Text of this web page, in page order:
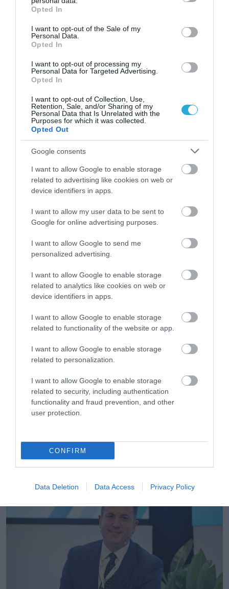
grant or deny consent to Google and its third-party tags to
use your data for below specified purposes in below Google
consent section.
Opted In
I want to opt-out of the Sale of my
Personal Data.
Opted In
I want to opt-out of processing my
Personal Data for Targeted Advertising.
Opted In
I want to opt-out of Collection, Use,
Retention, Sale, and/or Sharing of my
Personal Data that Is Unrelated with the
Purposes for which it was collected.
Opted Out
Google consents
I want to allow Google to enable storage
related to advertising like cookies on web or
device identifiers in apps.
I want to allow my user data to be sent to
Google for online advertising purposes.
I want to allow Google to send me
personalized advertising.
I want to allow Google to enable storage
related to analytics like cookies on web or
device identifiers in apps.
I want to allow Google to enable storage
related to functionality of the website or app.
I want to allow Google to enable storage
related to personalization.
I want to allow Google to enable storage
related to security, including authentication
functionality and fraud prevention, and other
user protection.
CONFIRM
Data Deletion Data Access Privacy Policy
Κράτος και επιχειρήσεις θα πρέπει να είναι
επιζητούν την κανονικότητα και προς αυτή
στήριξή τους μέσα από την λήψη
μέτρων.
Την ίδια στιγμή πρέπει να συνεχισθούν με
αμείωτη ένταση οι μεταρρυθμίσεις
προκειμένου η ελληνική αγορά να καταστεί
ακόμη περισσότερο ελκυστική σε εγχώριους
και αλλοδαπούς επενδυτές. Η επόμενη ημέρα
για τις ελληνικές επιχειρήσεις μπορεί να
είναι καλύτερη αποφεύγοντας τα λάθη του
παρελθόντος. Αξιοποιώντας τα κονδύλια του
Ταμείου Ανάκαμψης και του ΕΣΠΑ και πάνω
απ’ όλα αναδεικνύοντας τα συγκριτικά
εγχώρια επιχειρηματικότητα μπορεί να μπει
ανάπτυξης.
Ακολουθήστε τοfoodlife.gr στο Google
Newsκαι μάθετε πρώτοι όλες τις ειδήσεις
ΠΕΡΙΣΣΟΤΕΡA